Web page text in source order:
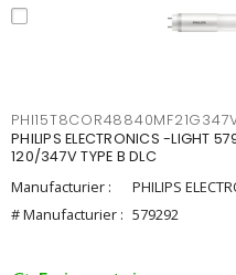
PHILIPS ELECTRONICS -LIGHT
120/347V TYPE B DLC
Manufacturier :
PHILIPS
# Manufacturier : 579292